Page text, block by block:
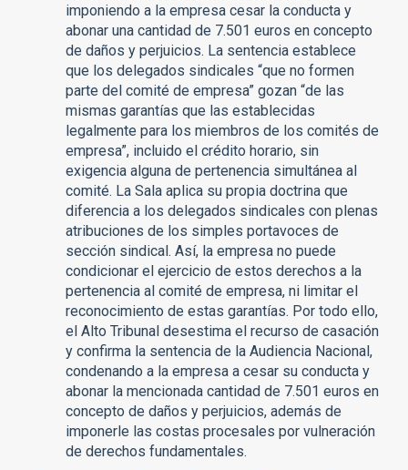
imponiendo a la empresa cesar la conducta y
abonar una cantidad de 7.501 euros en concepto
de daños y perjuicios. La sentencia establece
que los delegados sindicales “que no formen
parte del comité de empresa” gozan “de las
mismas garantías que las establecidas
legalmente para los miembros de los comités de
empresa”, incluido el crédito horario, sin
exigencia alguna de pertenencia simultánea al
comité. La Sala aplica su propia doctrina que
diferencia a los delegados sindicales con plenas
atribuciones de los simples portavoces de
sección sindical. Así, la empresa no puede
condicionar el ejercicio de estos derechos a la
pertenencia al comité de empresa, ni limitar el
reconocimiento de estas garantías. Por todo ello,
el Alto Tribunal desestima el recurso de casación
y confirma la sentencia de la Audiencia Nacional,
condenando a la empresa a cesar su conducta y
abonar la mencionada cantidad de 7.501 euros en
concepto de daños y perjuicios, además de
imponerle las costas procesales por vulneración
de derechos fundamentales.